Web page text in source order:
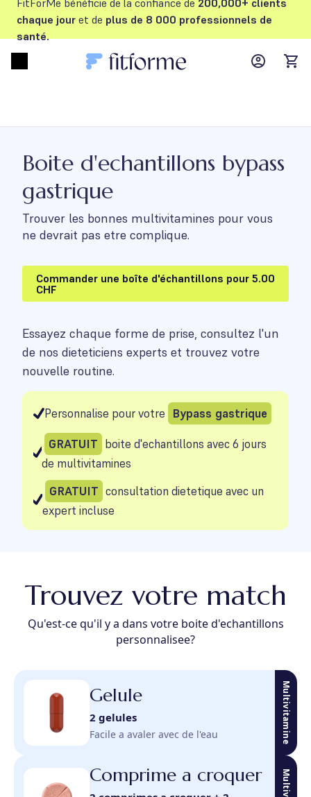
FitForMe bénéficie de la confiance de 200,000+ clients
chaque jour et de plus de 8 000 professionnels de
santé.
MyFFM
Boite d'echantillons bypass
gastrique
Trouver les bonnes multivitamines pour vous
ne devrait pas etre complique.
Essayez chaque forme de prise, consultez l'un
de nos dieteticiens experts et trouvez votre
nouvelle routine.
Commander une boîte d'échantillons pour 5.00
CHF
Personnalise pour votre Bypass gastrique
GRATUIT boite d'echantillons avec 6 jours
de multivitamines
GRATUIT consultation dietetique avec un
expert incluse
Trouvez votre match
Qu'est-ce qu'il y a dans votre boite d'echantillons
personnalisee?
Gelule
2 gelules
Facile a avaler avec de l'eau Multivitamine
Comprime a croquer